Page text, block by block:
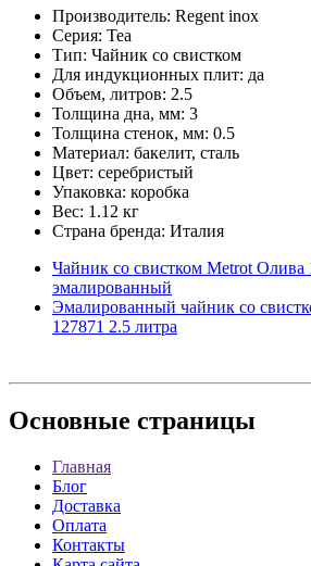
Производитель: Regent inox
Серия: Tea
Тип: Чайник со свистком
Для индукционных плит: да
Объем, литров: 2.5
Толщина дна, мм: 3
Толщина стенок, мм: 0.5
Материал: бакелит, сталь
Цвет: серебристый
Упаковка: коробка
Вес: 1.12 кг
Страна бренда: Италия
Чайник со свистком Metrot Олива
эмалированный
Эмалированный чайник со
127871 2.5 литра
Основные страницы
Главная
Блог
Доставка
Оплата
Контакты